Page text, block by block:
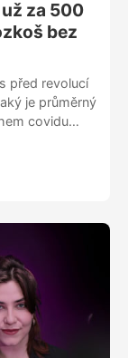
za 500
bez
před revolucí
je průměrný
covidu
pro lepší